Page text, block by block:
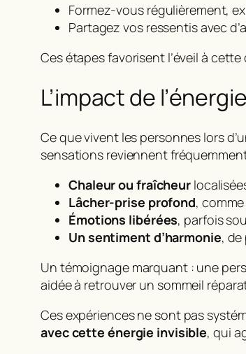
Formez-vous régulièrement,
Partagez vos ressentis avec
Ces étapes favorisent l’éveil à
L’impact de
Ce que vivent les personnes lors
sensations reviennent
Chaleur ou fraîcheur
Lâcher-prise profond,
Émotions libérées, parfois
Un sentiment d’harmonie,
Un témoignage marquant : une
aidée à retrouver un sommeil
Ces expériences ne sont pas
avec cette énergie invisible, qui